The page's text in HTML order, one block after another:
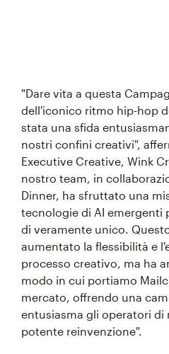
"Dare vita a questa
dell'iconico ritmo hip-hop
stata una sfida
nostri confini creativi",
Executive Creative, Wink
nostro team, in
Dinner, ha sfruttato una
tecnologie di AI emergenti
di veramente unico.
aumentato la flessibilità e
processo creativo, ma ha
modo in cui portiamo
mercato, offrendo una
entusiasma gli operatori di
potente reinvenzione".